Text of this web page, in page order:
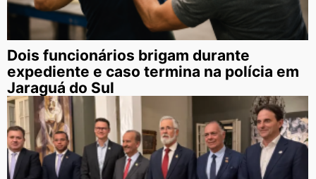
Dois funcionários brigam durante
expediente e caso termina na polícia em
Jaraguá do Sul